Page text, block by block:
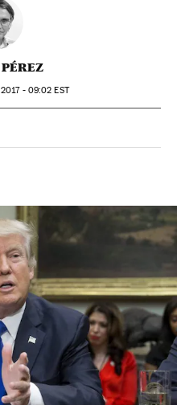
- 09:02 EST
Sociales